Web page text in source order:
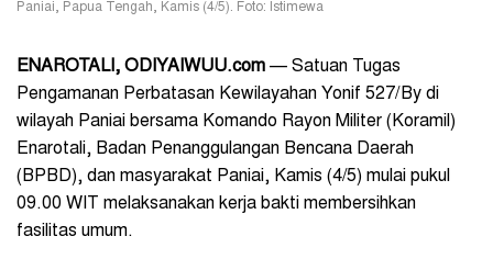
Paniai, Papua Tengah, Kamis (4/5). Foto: Istimewa
ENAROTALI, ODIYAIWUU.com — Satuan Tugas
Pengamanan Perbatasan Kewilayahan Yonif 527/By di
wilayah Paniai bersama Komando Rayon Militer (Koramil)
Enarotali, Badan Penanggulangan Bencana Daerah
(BPBD), dan masyarakat Paniai, Kamis (4/5) mulai pukul
09.00 WIT melaksanakan kerja bakti membersihkan
fasilitas umum.